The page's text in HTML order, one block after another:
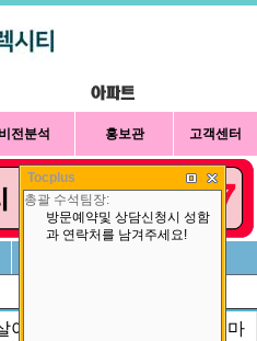
비전분석 홍보관 고객센터
아요" 인기…막막해진 내 집 마
Tocplus